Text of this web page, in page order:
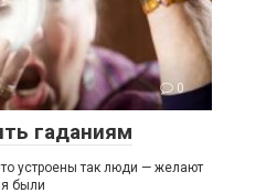
0
гаданиям
устроены так люди — желают
были